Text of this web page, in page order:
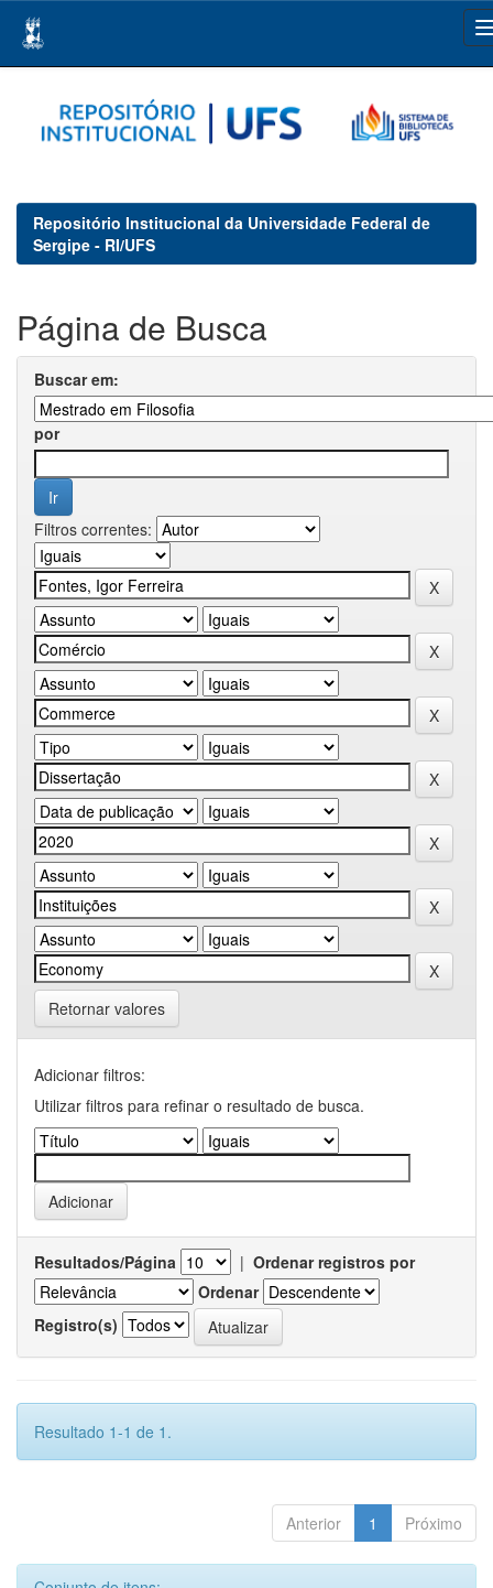
navigation
Repositório Institucional da Universidade Federal de
Sergipe - RI/UFS
Página de Busca
Buscar em:
por
Filtros correntes:
Retornar valores
Adicionar filtros:
Utilizar filtros para refinar o resultado de busca.
Resultados/Página | Ordenar registros por
Ordenar
Registro(s)
Resultado 1-1 de 1.
Anterior 1 Próximo